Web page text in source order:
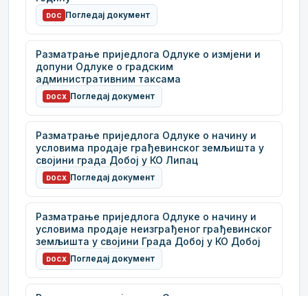
DOC Погледај документ
Разматрање приједлога Одлуке о измјени и
допуни Одлуке о градским
административним таксама
DOCX Погледај документ
Разматрање приједлога Одлуке о начину и
условима продаје грађевинског земљишта у
својини града Добој у КО Липац
DOCX Погледај документ
Разматрање приједлога Одлуке о начину и
условима продаје неизграђеног грађевинског
земљишта у својини Града Добој у КО Добој
DOCX Погледај документ